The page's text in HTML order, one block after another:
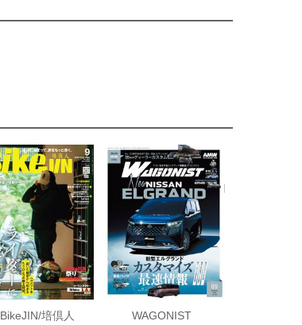
BikeJIN/培倶人 WAGONIST